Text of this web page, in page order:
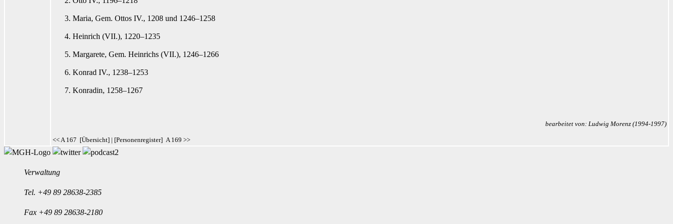
Maria, Gem. Ottos IV., 1208 und 1246–1258
Heinrich (VII.), 1220–1235
Margarete, Gem. Heinrichs (VII.), 1246–1266
Konrad IV., 1238–1253
Konradin, 1258–1267
bearbeitet von: Ludwig Morenz (1994-1997)
<< A 167 [Übersicht] | [Personenregister] A 169 >>
Verwaltung
Tel. +49 89 28638-2385
Fax +49 89 28638-2180